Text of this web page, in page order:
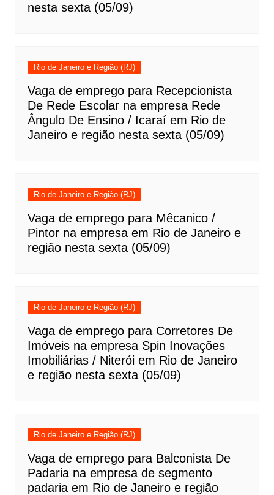
nesta sexta (05/09)
Rio de Janeiro e Região (RJ)
Vaga de emprego para Recepcionista
De Rede Escolar na empresa Rede
Ângulo De Ensino / Icaraí em Rio de
Janeiro e região nesta sexta (05/09)
Rio de Janeiro e Região (RJ)
Vaga de emprego para Mêcanico /
Pintor na empresa em Rio de Janeiro e
região nesta sexta (05/09)
Rio de Janeiro e Região (RJ)
Vaga de emprego para Corretores De
Imóveis na empresa Spin Inovações
Imobiliárias / Niterói em Rio de Janeiro
e região nesta sexta (05/09)
Rio de Janeiro e Região (RJ)
Vaga de emprego para Balconista De
Padaria na empresa de segmento
padaria em Rio de Janeiro e região